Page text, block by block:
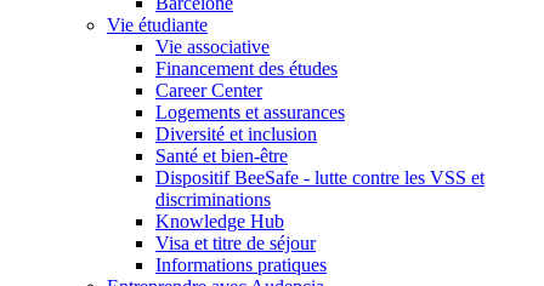
Vie étudiante
Vie associative
Financement des études
Career Center
Logements et assurances
Diversité et inclusion
Santé et bien-être
Dispositif BeeSafe - lutte contre les VSS et
discriminations
Knowledge Hub
Visa et titre de séjour
Informations pratiques